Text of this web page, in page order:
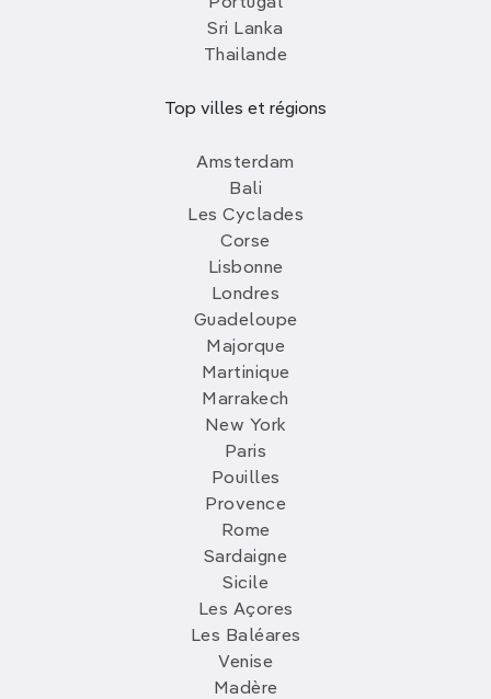
Sri Lanka
Thailande
Top villes et régions
Amsterdam
Bali
Les Cyclades
Corse
Lisbonne
Londres
Guadeloupe
Majorque
Martinique
Marrakech
New York
Paris
Pouilles
Provence
Rome
Sardaigne
Sicile
Les Açores
Les Baléares
Venise
Madère